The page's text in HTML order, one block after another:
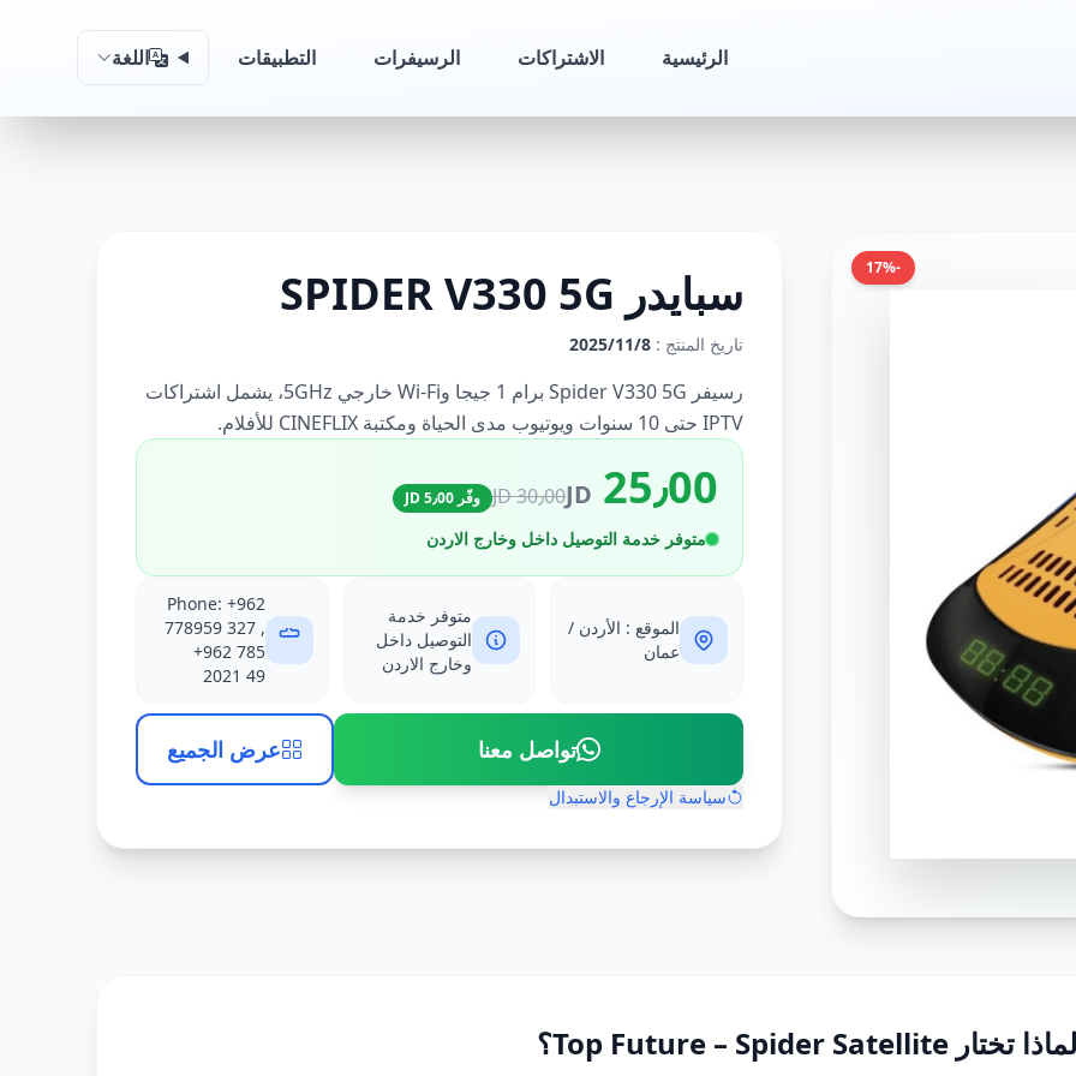
الرئيسية الاشتراكات الرسيفرات التطبيقات اللغة
-17% سبايدر SPIDER V330 5G
تاريخ المنتج : 8‏‏/11‏‏/2025
رسيفر Spider V330 5G برام 1 جيجا وWi-Fi خارجي 5GHz، يشمل اشتراكات
IPTV حتى 10 سنوات ويوتيوب مدى الحياة ومكتبة CINEFLIX للأفلام.
25٫00 JD30٫00 JD وفّر 5٫00 JD
متوفر خدمة التوصيل داخل وخارج الاردن
الموقع : الأردن /
عمان
متوفر خدمة
التوصيل داخل
وخارج الاردن
Phone: +962
778959 327 ,
+962 785
2021 49
تواصل معنا عرض الجميع
سياسة الإرجاع والاستبدال
لماذا تختار Top Future – Spider Satellite؟